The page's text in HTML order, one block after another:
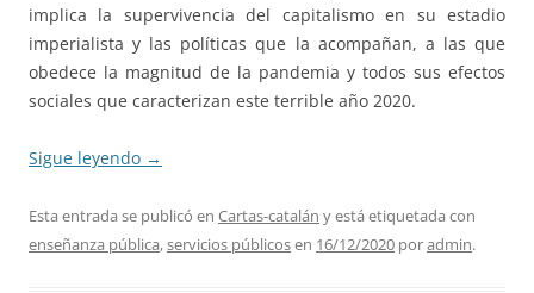
implica la supervivencia del capitalismo en su estadio
imperialista y las políticas que la acompañan, a las que
obedece la magnitud de la pandemia y todos sus efectos
sociales que caracterizan este terrible año 2020.
Sigue leyendo →
Esta entrada se publicó en Cartas-catalán y está etiquetada con
enseñanza pública,servicios públicosen 16/12/2020 poradmin.